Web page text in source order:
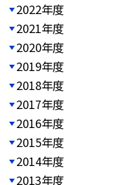
2022年度
2021年度
2020年度
2019年度
2018年度
2017年度
2016年度
2015年度
2014年度
2013年度